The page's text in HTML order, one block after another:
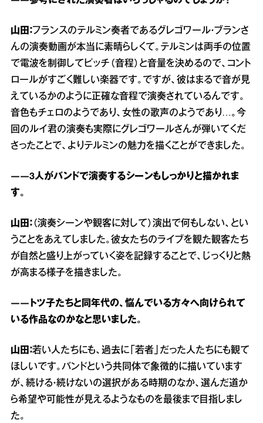
山田：フランスのテルミン奏者であるグレゴワール・ブランさ
んの演奏動画が本当に素晴らしくて。テルミンは両手の位置
で電波を制御してピッチ（音程）と音量を決めるので、コント
ロールがすごく難しい楽器です。ですが、彼はまるで音が見
えているかのように正確な音程で演奏されているんです。
音色もチェロのようであり、女性の歌声のようであり…。今
回のルイ君の演奏も実際にグレゴワールさんが弾いてくだ
さったことで、よりテルミンの魅力を描くことができました。
――3人がバンドで演奏するシーンもしっかりと描かれま
す。
山田： （演奏シーンや観客に対して）演出で何もしない、とい
うことをあえてしました。彼女たちのライブを観た観客たち
が自然と盛り上がっていく姿を記録することで、じっくりと熱
が高まる様子を描きました。
――トツ子たちと同年代の、悩んでいる方々へ向けられて
いる作品なのかなと思いました。
山田：若い人たちにも、過去に「若者」だった人たちにも観て
ほしいです。バンドという共同体で象徴的に描いています
が、続ける・続けないの選択がある時期のなか、選んだ道か
ら希望や可能性が見えるようなものを最後まで目指しまし
た。